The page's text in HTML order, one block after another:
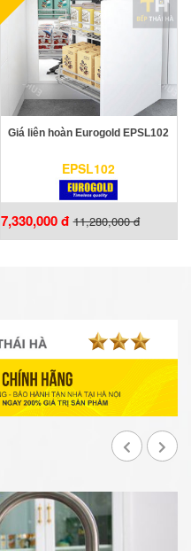
Giá liên hoàn Eurogold EPSL102
EPSL102
7,330,000 đ 11,280,000 đ